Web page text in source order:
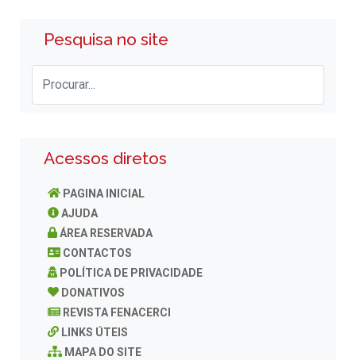
Pesquisa no site
Acessos diretos
PAGINA INICIAL
AJUDA
ÁREA RESERVADA
CONTACTOS
POLÍTICA DE PRIVACIDADE
DONATIVOS
REVISTA FENACERCI
LINKS ÚTEIS
MAPA DO SITE